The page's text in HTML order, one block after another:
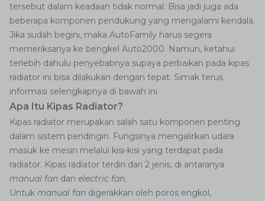
tersebut dalam keadaan tidak normal. Bisa jadi juga ada
beberapa komponen pendukung yang mengalami kendala.
Jika sudah begini, maka AutoFamily harus segera
memeriksanya ke bengkel Auto2000. Namun, ketahui
terlebih dahulu penyebabnya supaya perbaikan pada kipas
radiator ini bisa dilakukan dengan tepat. Simak terus
informasi selengkapnya di bawah ini.
Apa Itu Kipas Radiator?
Kipas radiator merupakan salah satu komponen penting
dalam sistem pendingin. Fungsinya mengalirkan udara
masuk ke mesin melalui kisi-kisi yang terdapat pada
radiator. Kipas radiator terdiri dari 2 jenis, di antaranya
manual fan dan electric fan.
Untuk manual fan digerakkan oleh poros engkol,